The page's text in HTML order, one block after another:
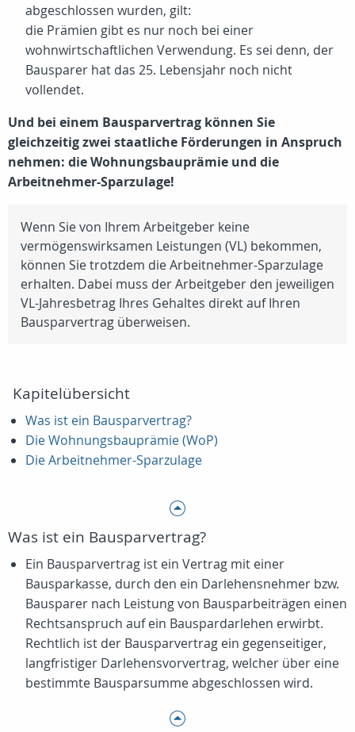
abgeschlossen wurden, gilt:
die Prämien gibt es nur noch bei einer
wohnwirtschaftlichen Verwendung. Es sei denn, der
Bausparer hat das 25. Lebensjahr noch nicht
vollendet.
Und bei einem Bausparvertrag können Sie
gleichzeitig zwei staatliche Förderungen in Anspruch
nehmen: die Wohnungsbauprämie und die
Arbeitnehmer-Sparzulage!
Wenn Sie von Ihrem Arbeitgeber keine
vermögenswirksamen Leistungen (VL) bekommen,
können Sie trotzdem die Arbeitnehmer-Sparzulage
erhalten. Dabei muss der Arbeitgeber den jeweiligen
VL-Jahresbetrag Ihres Gehaltes direkt auf Ihren
Bausparvertrag überweisen.
Kapitelübersicht
Was ist ein Bausparvertrag?
Die Wohnungsbauprämie (WoP)
Die Arbeitnehmer-Sparzulage
Was ist ein Bausparvertrag?
Ein Bausparvertrag ist ein Vertrag mit einer
Bausparkasse, durch den ein Darlehensnehmer bzw.
Bausparer nach Leistung von Bausparbeiträgen einen
Rechtsanspruch auf ein Bauspardarlehen erwirbt.
Rechtlich ist der Bausparvertrag ein gegenseitiger,
langfristiger Darlehensvorvertrag, welcher über eine
bestimmte Bausparsumme abgeschlossen wird.